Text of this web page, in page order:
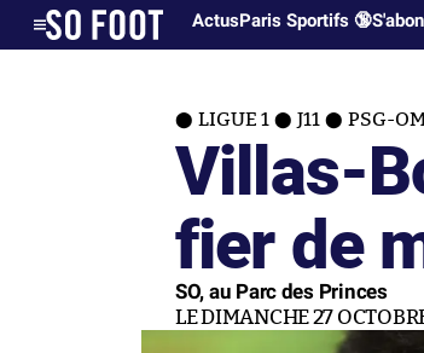
ActusParis Sportifs 🔞
LIGUE 1 J11 PSG-
Villas-
fier de
SO, au Parc des Princes
LE DIMANCHE 27